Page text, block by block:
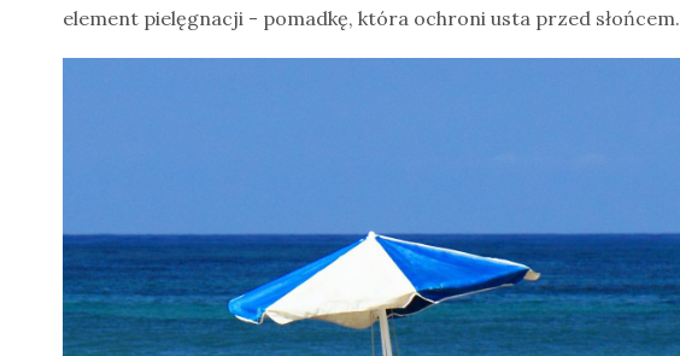
element pielęgnacji - pomadkę, która ochroni usta przed słońcem.